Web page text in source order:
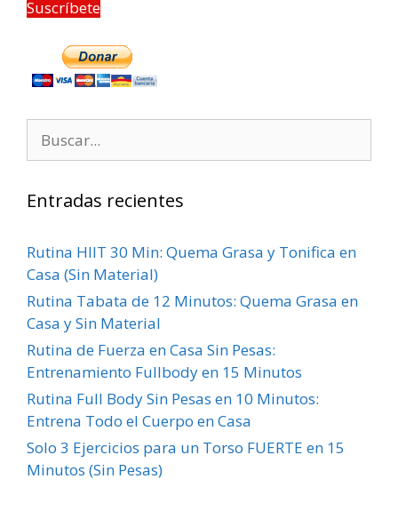
Suscríbete
Entradas recientes
Rutina HIIT 30 Min: Quema Grasa y Tonifica en
Casa (Sin Material)
Rutina Tabata de 12 Minutos: Quema Grasa en
Casa y Sin Material
Rutina de Fuerza en Casa Sin Pesas:
Entrenamiento Fullbody en 15 Minutos
Rutina Full Body Sin Pesas en 10 Minutos:
Entrena Todo el Cuerpo en Casa
Solo 3 Ejercicios para un Torso FUERTE en 15
Minutos (Sin Pesas)